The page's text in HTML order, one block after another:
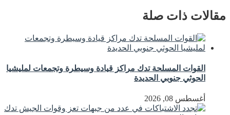
مقالات ذات صلة
القوات المسلحة تدك مراكز قيادة وسيطرة وتجمعات لمليشيا
الحوثي جنوبي الحديدة
أغسطس 08, 2026